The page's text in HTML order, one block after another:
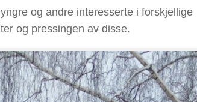
og andre interesserte i forskjellige
og pressingen av disse.